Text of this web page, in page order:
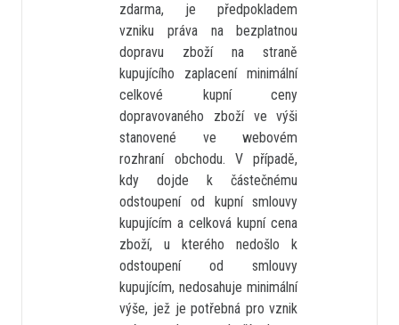
zdarma, je předpokladem
vzniku práva na bezplatnou
dopravu zboží na straně
kupujícího zaplacení minimální
celkové kupní ceny
dopravovaného zboží ve výši
stanovené ve webovém
rozhraní obchodu. V případě,
kdy dojde k částečnému
odstoupení od kupní smlouvy
kupujícím a celková kupní cena
zboží, u kterého nedošlo k
odstoupení od smlouvy
kupujícím, nedosahuje minimální
výše, jež je potřebná pro vznik